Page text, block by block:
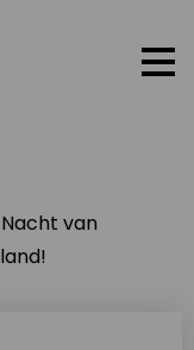
van